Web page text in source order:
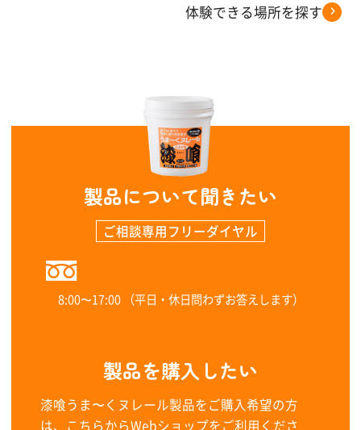
体験できる場所を探す
製品について聞きたい
ご相談専用フリーダイヤル
0120-323-960
8:00〜17:00 （平日・休日問わずお答えします）
製品を購入したい
漆喰うま〜くヌレール製品をご購入希望の方
は、こちらからWebショップをご利用くださ